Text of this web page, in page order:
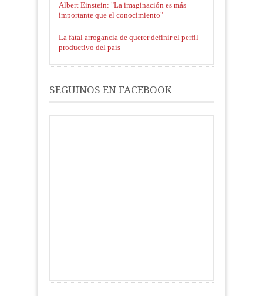
Albert Einstein: "La imaginación es más
importante que el conocimiento"
La fatal arrogancia de querer definir el perfil
productivo del país
SEGUINOS EN FACEBOOK